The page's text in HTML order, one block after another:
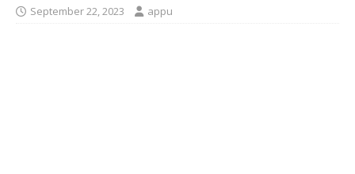
September 22, 2023 appu